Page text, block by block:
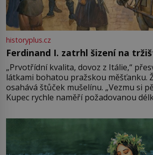
historyplus.cz
Ferdinand I. zatrhl šizení na
„Prvotřídní kvalita, dovoz z Itálie,“
látkami bohatou pražskou měšťanku.
osahává štůček mušelínu. „Vezmu si
Kupec rychle naměří požadovanou
milostpaní. Stačí jenom na sukni,“
množství růžového mušelínu. „Ošidili